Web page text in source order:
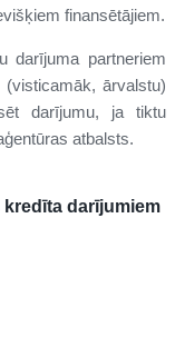
finansētājiem.
darījuma partneriem
ārvalstu)
darījumu, ja tiktu
atbalsts.
darījumiem